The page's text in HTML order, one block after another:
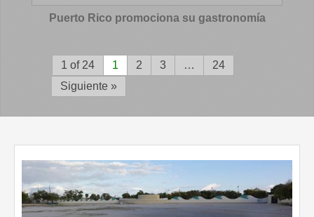
Puerto Rico promociona su gastronomía
1 of 24 1 2 3 …
24
Siguiente »